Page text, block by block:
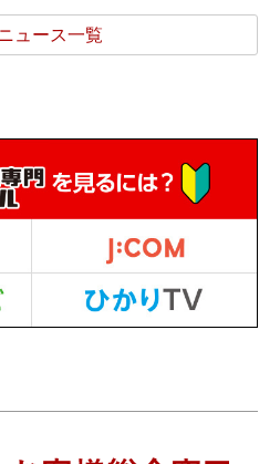
ュース一覧